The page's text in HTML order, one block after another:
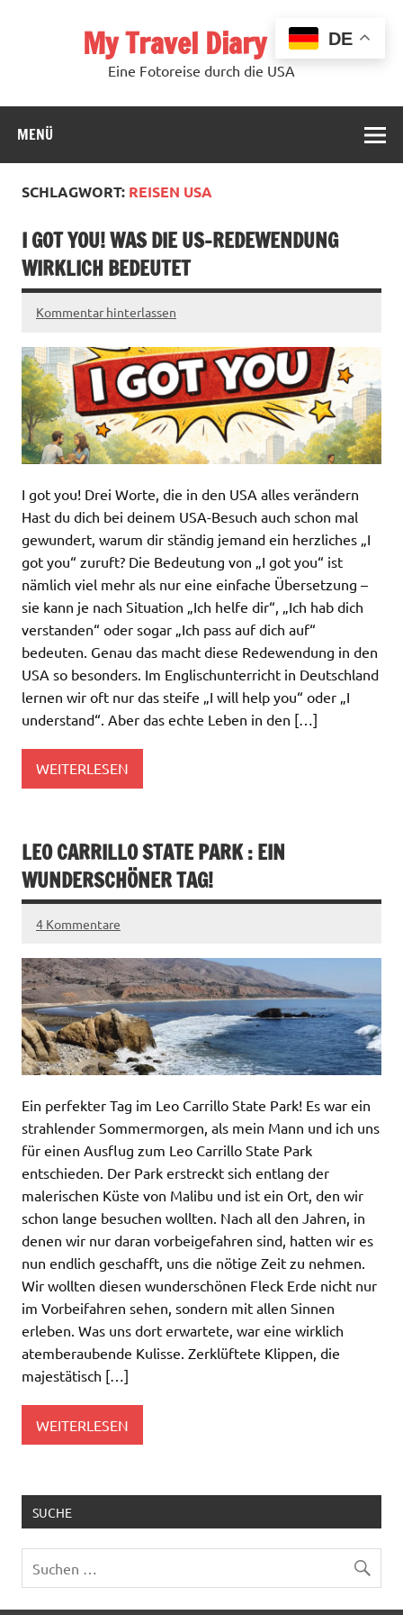
My Travel Diary USA
Eine Fotoreise durch die USA
MENÜ
SCHLAGWORT: REISEN USA
I GOT YOU! WAS DIE US-REDEWENDUNG
WIRKLICH BEDEUTET
Kommentar hinterlassen
I got you! Drei Worte, die in den USA alles verändern
Hast du dich bei deinem USA-Besuch auch schon mal
gewundert, warum dir ständig jemand ein herzliches „I
got you“ zuruft? Die Bedeutung von „I got you“ ist
nämlich viel mehr als nur eine einfache Übersetzung –
sie kann je nach Situation „Ich helfe dir“, „Ich hab dich
verstanden“ oder sogar „Ich pass auf dich auf“
bedeuten. Genau das macht diese Redewendung in den
USA so besonders. Im Englischunterricht in Deutschland
lernen wir oft nur das steife „I will help you“ oder „I
understand“. Aber das echte Leben in den […]
WEITERLESEN
LEO CARRILLO STATE PARK : EIN
WUNDERSCHÖNER TAG!
4 Kommentare
Ein perfekter Tag im Leo Carrillo State Park! Es war ein
strahlender Sommermorgen, als mein Mann und ich uns
für einen Ausflug zum Leo Carrillo State Park
entschieden. Der Park erstreckt sich entlang der
malerischen Küste von Malibu und ist ein Ort, den wir
schon lange besuchen wollten. Nach all den Jahren, in
denen wir nur daran vorbeigefahren sind, hatten wir es
nun endlich geschafft, uns die nötige Zeit zu nehmen.
Wir wollten diesen wunderschönen Fleck Erde nicht nur
im Vorbeifahren sehen, sondern mit allen Sinnen
erleben. Was uns dort erwartete, war eine wirklich
atemberaubende Kulisse. Zerklüftete Klippen, die
majestätisch […]
WEITERLESEN
SUCHE
DE